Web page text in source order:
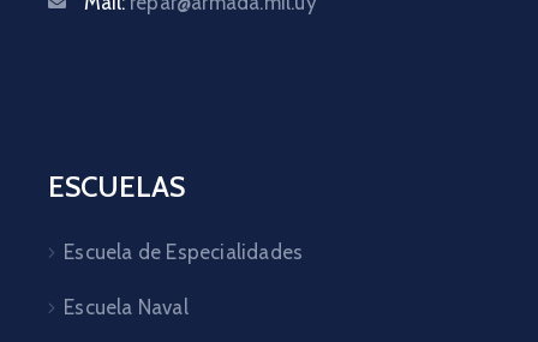
ESCUELAS
Escuela de Especialidades
Escuela Naval